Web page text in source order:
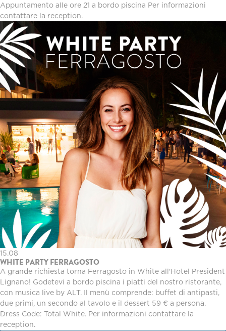
Appuntamento alle ore 21 a bordo piscina Per informazioni
contattare la reception.
15.08
WHITE PARTY FERRAGOSTO
A grande richiesta torna Ferragosto in White all'Hotel President
Lignano! Godetevi a bordo piscina i piatti del nostro ristorante,
con musica live by ALT. Il menù comprende: buffet di antipasti,
due primi, un secondo al tavolo e il dessert 59 € a persona.
Dress Code: Total White. Per informazioni contattare la
reception.